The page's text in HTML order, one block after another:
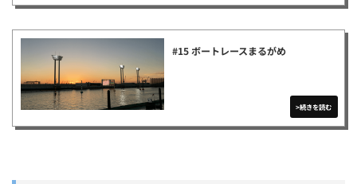
#15 ボートレースまるがめ